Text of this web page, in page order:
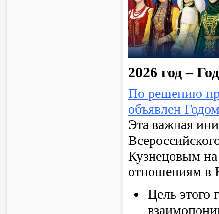
2026 год –
По решению
объявлен
Эта важная
Кузнецовым
отношениям в
Цель этого